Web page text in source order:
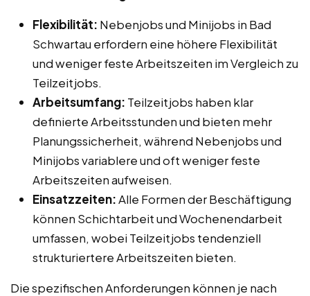
Flexibilität: Nebenjobs und Minijobs in Bad
Schwartau erfordern eine höhere Flexibilität
und weniger feste Arbeitszeiten im Vergleich zu
Teilzeitjobs.
Arbeitsumfang: Teilzeitjobs haben klar
definierte Arbeitsstunden und bieten mehr
Planungssicherheit, während Nebenjobs und
Minijobs variablere und oft weniger feste
Arbeitszeiten aufweisen.
Einsatzzeiten:Alle Formen der Beschäftigung
können Schichtarbeit und Wochenendarbeit
umfassen, wobei Teilzeitjobs tendenziell
strukturiertere Arbeitszeiten bieten.
Die spezifischen Anforderungen können je nach